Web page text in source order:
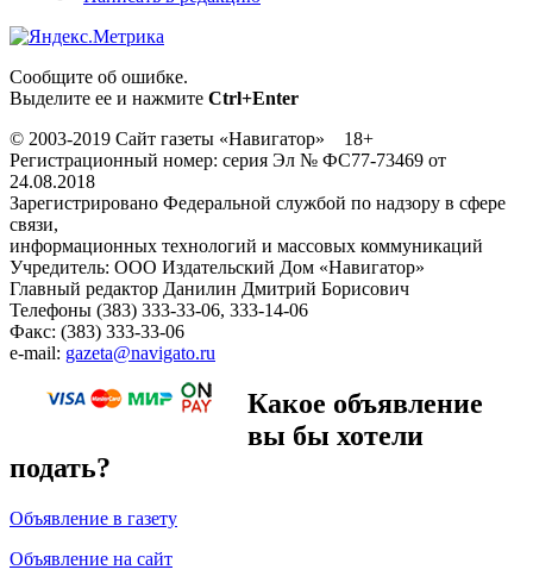
Сообщите об ошибке.
Выделите ее и нажмите Ctrl+Enter
© 2003-2019 Сайт газеты «Навигатор» 18+
Регистрационный номер: серия Эл № ФС77-73469 от
24.08.2018
Зарегистрировано Федеральной службой по надзору в сфере
связи,
информационных технологий и массовых коммуникаций
Учредитель: ООО Издательский Дом «Навигатор»
Главный редактор Данилин Дмитрий Борисович
Телефоны (383) 333-33-06, 333-14-06
Факс: (383) 333-33-06
e-mail: gazeta@navigato.ru
Какое объявление
вы бы хотели
подать?
Объявление в газету
Объявление на сайт